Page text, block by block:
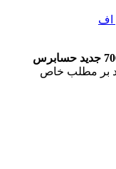
اف
بر مطلب خاص